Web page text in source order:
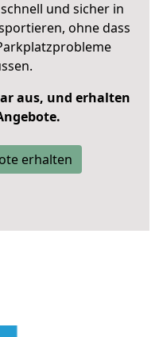
und sicher in
ohne dass
aus, und erhalten
erhalten